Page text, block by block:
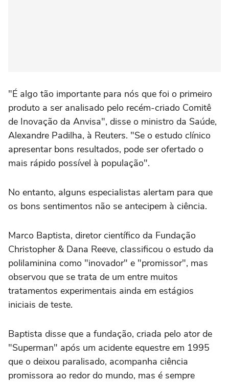
"É algo tão importante para nós que foi o primeiro
produto a ser analisado pelo recém-criado Comitê
de Inovação da Anvisa", disse o ministro da Saúde,
Alexandre Padilha, à Reuters. "Se o estudo clínico
apresentar bons resultados, pode ser ofertado o
mais rápido possível à população".
No entanto, alguns especialistas alertam para que
os bons sentimentos não se antecipem à ciência.
Marco Baptista, diretor científico da Fundação
Christopher & Dana Reeve, classificou o estudo da
polilaminina como "inovador" e "promissor", mas
observou que se trata de um entre muitos
tratamentos experimentais ainda em estágios
iniciais de teste.
Baptista disse que a fundação, criada pelo ator de
"Superman" após um acidente equestre em 1995
‌que o deixou paralisado, acompanha ciência
promissora ao redor do mundo, mas é sempre